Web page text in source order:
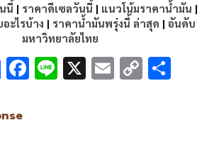
นี้ | ราคาดีเซลวันนี้ | แนวโน้มราคาน้ำมัน |
ะไรบ้าง | ราคาน้ำมันพรุ่งนี้ ล่าสุด | อันดับ
มหาวิทยาลัยไทย
F Li X E C